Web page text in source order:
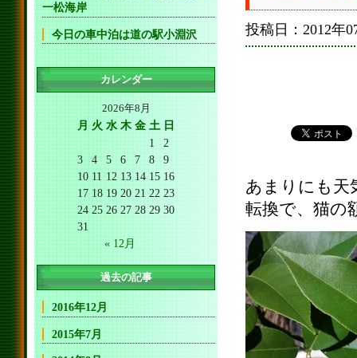
投稿日：2012年
あまりにも天
転換で、猫の
一松海岸
今日の車中泊は道の駅小淵沢
カレンダー
2026年8月
月 火 水 木 金 土 日
1
2
3
4 5 6 7 8
9
10 11 12 13 14 15 16
17 18 19 20 21 22 23
24 25 26 27 28 29 30
31
« 12月
過去の記事
2016年12月
2015年7月